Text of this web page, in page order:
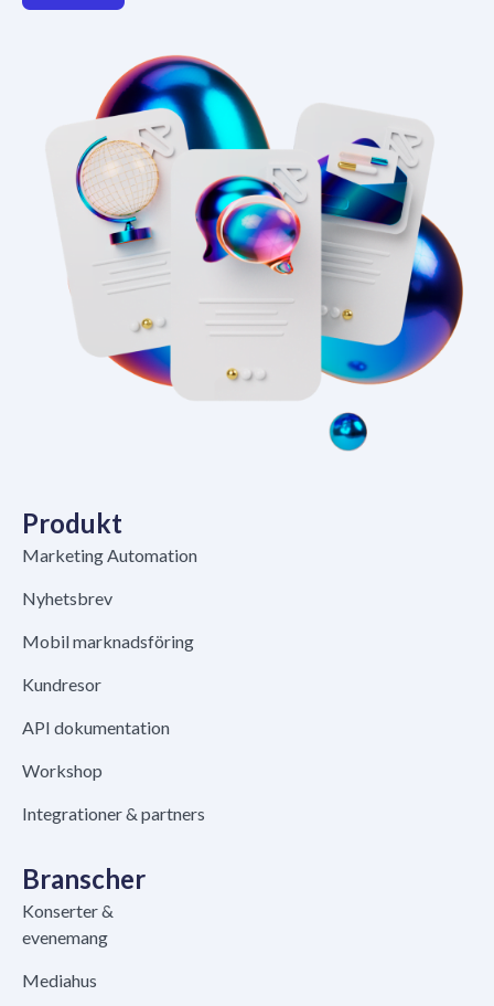
Produkt
Marketing Automation
Nyhetsbrev
Mobil marknadsföring
Kundresor
API dokumentation
Workshop
Integrationer & partners
Branscher
Konserter &
evenemang
Mediahus